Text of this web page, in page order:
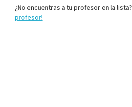
¿No encuentras a tu profesor en la lista?
profesor!